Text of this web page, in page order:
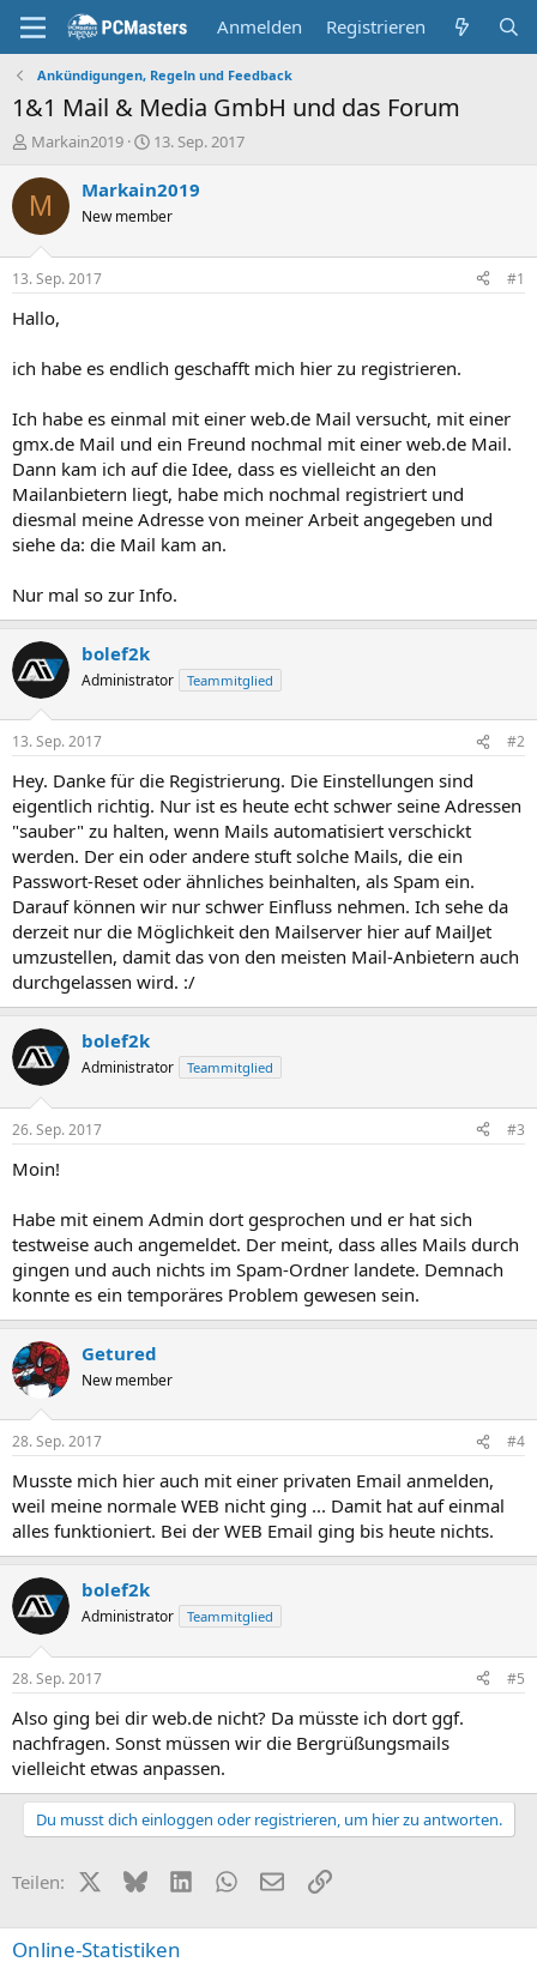
Anmelden Registrieren
Ankündigungen, Regeln und Feedback
1&1 Mail & Media GmbH und das Forum
E
s
t
e
r
Markain2019
E
s
e
t
13. Sep. 2017
M Markain2019
New member
13. Sep. 2017 #1
Hallo,
ich habe es endlich geschafft mich hier zu registrieren.
Ich habe es einmal mit einer web.de Mail versucht, mit einer
gmx.de Mail und ein Freund nochmal mit einer web.de Mail.
Dann kam ich auf die Idee, dass es vielleicht an den
Mailanbietern liegt, habe mich nochmal registriert und
diesmal meine Adresse von meiner Arbeit angegeben und
siehe da: die Mail kam an.
Nur mal so zur Info.
bolef2k
Administrator Teammitglied
13. Sep. 2017 #2
Hey. Danke für die Registrierung. Die Einstellungen sind
eigentlich richtig. Nur ist es heute echt schwer seine Adressen
"sauber" zu halten, wenn Mails automatisiert verschickt
werden. Der ein oder andere stuft solche Mails, die ein
Passwort-Reset oder ähnliches beinhalten, als Spam ein.
Darauf können wir nur schwer Einfluss nehmen. Ich sehe da
derzeit nur die Möglichkeit den Mailserver hier auf MailJet
umzustellen, damit das von den meisten Mail-Anbietern auch
durchgelassen wird. :/
bolef2k
Administrator Teammitglied
26. Sep. 2017 #3
Moin!
Habe mit einem Admin dort gesprochen und er hat sich
testweise auch angemeldet. Der meint, dass alles Mails durch
gingen und auch nichts im Spam-Ordner landete. Demnach
konnte es ein temporäres Problem gewesen sein.
Getured
New member
28. Sep. 2017 #4
Musste mich hier auch mit einer privaten Email anmelden,
weil meine normale WEB nicht ging ... Damit hat auf einmal
alles funktioniert. Bei der WEB Email ging bis heute nichts.
bolef2k
Administrator Teammitglied
28. Sep. 2017 #5
Also ging bei dir web.de nicht? Da müsste ich dort ggf.
nachfragen. Sonst müssen wir die Bergrüßungsmails
vielleicht etwas anpassen.
Du musst dich einloggen oder registrieren, um hier zu antworten.
Teilen: X (Twitter)
BlueskyLinkedInWhatsApp
E-MailLink
Online-Statistiken